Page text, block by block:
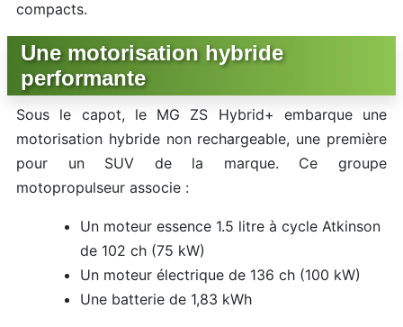
compacts.
Une motorisation hybride
performante
Sous le capot, le MG ZS Hybrid+ embarque une
motorisation hybride non rechargeable, une première
pour un SUV de la marque. Ce groupe
motopropulseur associe :
Un moteur essence 1.5 litre à cycle Atkinson
de 102 ch (75 kW)
Un moteur électrique de 136 ch (100 kW)
Une batterie de 1,83 kWh